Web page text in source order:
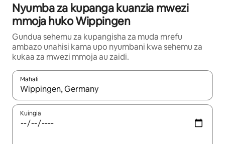
Nyumba za kupanga kuanzia mwezi
mmoja huko Wippingen
Gundua sehemu za kupangisha za muda mrefu
ambazo unahisi kama upo nyumbani kwa sehemu za
kukaa za mwezi mmoja au zaidi.
Mahali
Wakati matokeo yanapatikana, vinjari kwa kutumia vitufe vya
Kuingia